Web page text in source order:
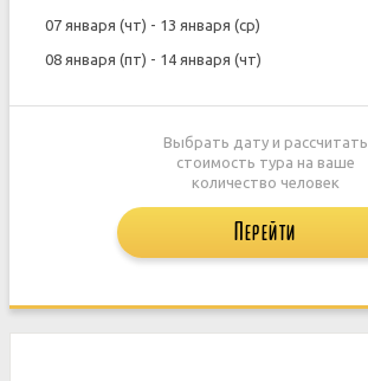
07 января (чт) - 13 января (ср)
08 января (пт) - 14 января (чт)
Выбрать дату и рассчитать
стоимость тура на ваше
количество человек
Перейти